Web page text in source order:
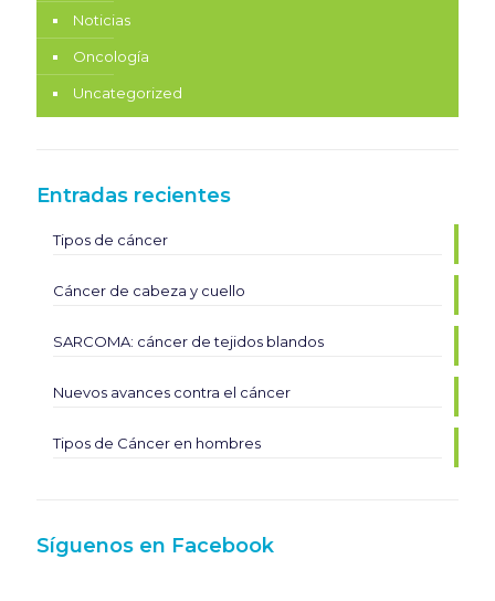
Noticias
Oncología
Uncategorized
Entradas recientes
Tipos de cáncer
Cáncer de cabeza y cuello
SARCOMA: cáncer de tejidos blandos
Nuevos avances contra el cáncer
Tipos de Cáncer en hombres
Síguenos en Facebook